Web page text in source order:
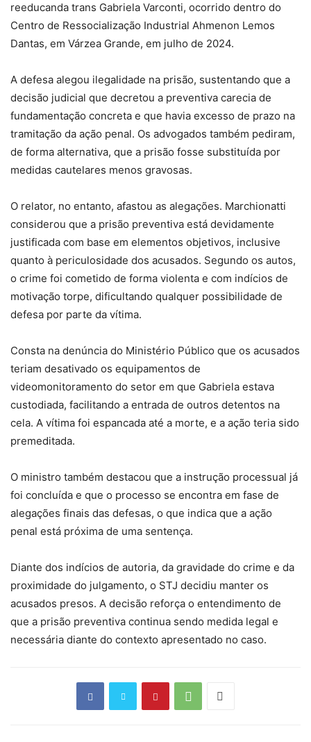
reeducanda trans Gabriela Varconti, ocorrido dentro do
Centro de Ressocialização Industrial Ahmenon Lemos
Dantas, em Várzea Grande, em julho de 2024.
A defesa alegou ilegalidade na prisão, sustentando que a
decisão judicial que decretou a preventiva carecia de
fundamentação concreta e que havia excesso de prazo na
tramitação da ação penal. Os advogados também pediram,
de forma alternativa, que a prisão fosse substituída por
medidas cautelares menos gravosas.
O relator, no entanto, afastou as alegações. Marchionatti
considerou que a prisão preventiva está devidamente
justificada com base em elementos objetivos, inclusive
quanto à periculosidade dos acusados. Segundo os autos,
o crime foi cometido de forma violenta e com indícios de
motivação torpe, dificultando qualquer possibilidade de
defesa por parte da vítima.
Consta na denúncia do Ministério Público que os acusados
teriam desativado os equipamentos de
videomonitoramento do setor em que Gabriela estava
custodiada, facilitando a entrada de outros detentos na
cela. A vítima foi espancada até a morte, e a ação teria sido
premeditada.
O ministro também destacou que a instrução processual já
foi concluída e que o processo se encontra em fase de
alegações finais das defesas, o que indica que a ação
penal está próxima de uma sentença.
Diante dos indícios de autoria, da gravidade do crime e da
proximidade do julgamento, o STJ decidiu manter os
acusados presos. A decisão reforça o entendimento de
que a prisão preventiva continua sendo medida legal e
necessária diante do contexto apresentado no caso.